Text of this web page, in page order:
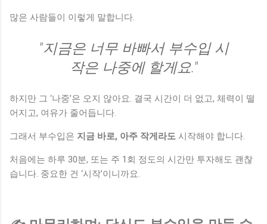
많은 사람들이 이렇게 말합니다.
"지금은 너무 바빠서 부수입 시
작은 나중에 할게요."
하지만 그 ‘나중’은 오지 않아요. 결국 시간이 더 없고, 체력이 떨
어지고, 여유가 줄어듭니다.
그래서 부수입은 지금 바로, 아주 작게라도 시작해야 합니다.
처음에는 하루 30분, 또는 주 1회 정도의 시간만 투자해도 괜찮
습니다. 중요한 건 ‘시작’이니까요.